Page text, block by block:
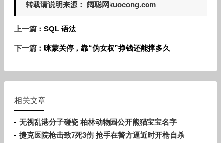
转载请说明来源： 阔聪网kuocong.com
上一篇： SQL 语法
下一篇： 咪蒙关停，靠“伪女权”挣钱还能撑多久
相关文章
无视乱港分子碰瓷 柏林动物园公开熊猫宝宝名字
捷克医院枪击致7死3伤 抢手在警方逼近时开枪自杀